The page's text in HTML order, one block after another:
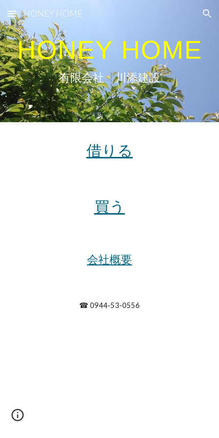
Skip to main content Skip to navigation
HONEY HOME
HONEY HOME
有限会社 川添建設
借りる
買う
会社概要
☎ 0944-53-0556